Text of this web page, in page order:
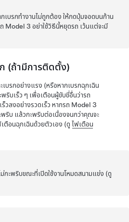
เบรกทำงานไม่ถูกต้อง ให้กดปุ่มจอดบนก้าน
Model 3 อย่าใช้วิธีนี้หยุดรถ เว้นแต่จะมี
(ถ้ามีการติดตั้ง)
เบรกอย่างแรง (หรือหากเบรกฉุกเฉิน
พริบเร็ว ๆ เพื่อเตือนผู้ขับขี่อื่นว่ารถ
ร็วลงอย่างรวดเร็ว หากรถ Model 3
ริบ แล้วกะพริบต่อเนื่องจนกว่าคุณจะ
ตือนฉุกเฉินด้วยตัวเอง (ดู ไฟเตือน
กะพริบขณะที่เปิดใช้งานโหมดสนามแข่ง (ดู